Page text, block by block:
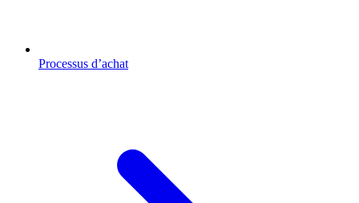
Processus d’achat